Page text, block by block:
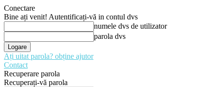
Conectare
Bine ați venit! Autentificați-vă in contul dvs
numele dvs de utilizator
parola dvs
Ați uitat parola? obține ajutor
Contact
Recuperare parola
Recuperați-vă parola